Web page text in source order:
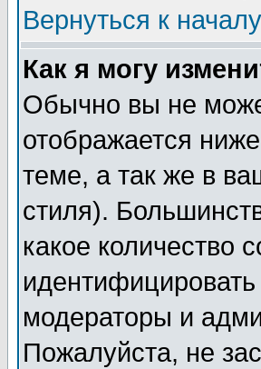
Вернуться к началу
Как я могу
Обычно вы не
отображается
теме, а так же в
стиля).
какое количество
модераторы и
Пожалуйста, не